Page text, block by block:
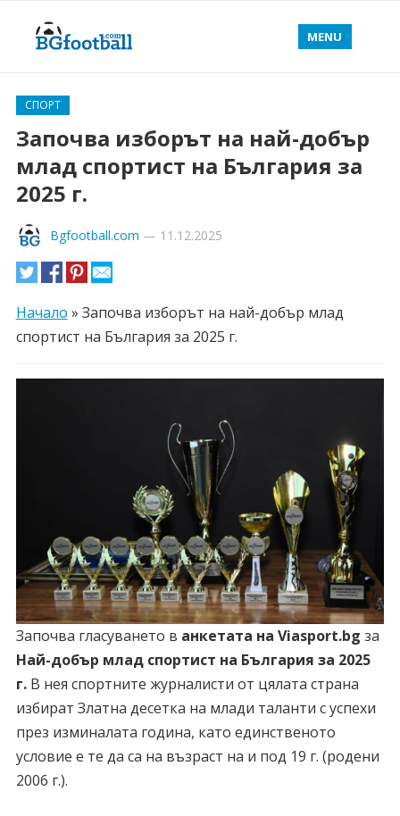
MENU
СПОРТ
Започва изборът на най-добър
млад спортист на България за
2025 г.
Bgfootball.com — 11.12.2025
Начало » Започва изборът на най-добър млад
спортист на България за 2025 г.
Започва гласуването в анкетата на Viasport.bg за
Най-добър млад спортист на България за 2025
г.В нея спортните журналисти от цялата страна
избират Златна десетка на млади таланти с успехи
през изминалата година, като единственото
условие е те да са на възраст на и под 19 г. (родени
2006 г.).